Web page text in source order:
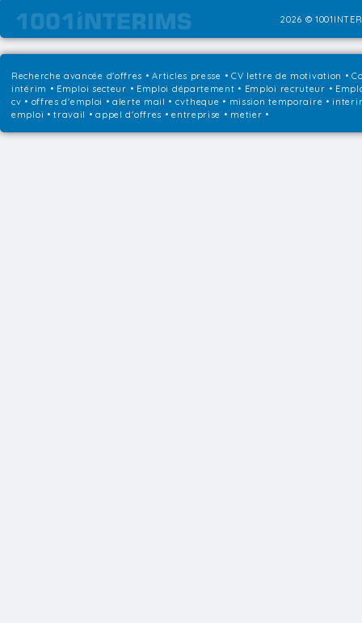
2026 ©
Recherche avancée d'offres •Articles presse • CV lettre de motivation •
intérim • Emploi secteur • Emploi département • Emploi recruteur •
cv • offres d'emploi • alerte mail • cvtheque • mission temporaire •
emploi • travail • appel d'offres • entreprise • metier •